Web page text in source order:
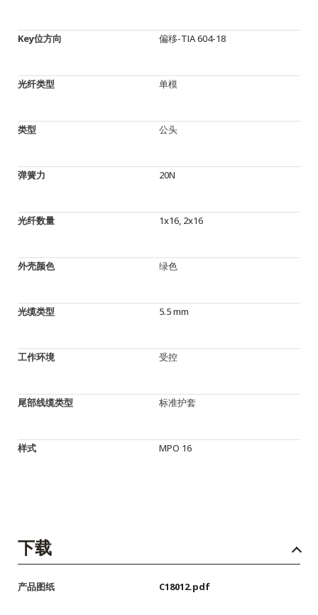
Key位方向 偏移-TIA 604-18
光纤类型 单模
类型 公头
弹簧力 20N
光纤数量 1x16, 2x16
外壳颜色 绿色
光缆类型 5.5 mm
工作环境 受控
尾部线缆类型 标准护套
样式 MPO 16
下载
产品图纸 C18012.pdf